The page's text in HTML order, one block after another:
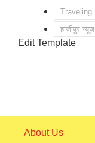
Traveling
हाजीपुर न्यूज़
Edit Template
About Us